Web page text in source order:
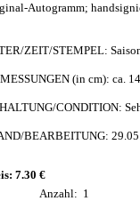
Autogramm;
ZEIT/STEMPEL:
(in cm): ca.
CONDITION:
BEARBEITUNG:
7.30 €
Anzahl: 1